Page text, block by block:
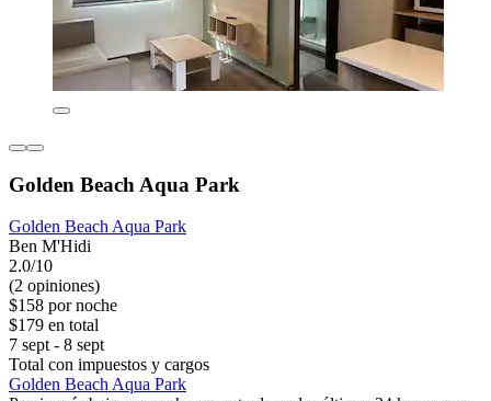
Golden Beach Aqua Park
Golden Beach Aqua Park
Ben M'Hidi
2.0/10
(2 opiniones)
$158 por noche
$179 en total
7 sept - 8 sept
Total con impuestos y cargos
Golden Beach Aqua Park